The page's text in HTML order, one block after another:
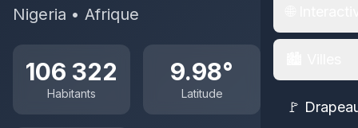
🚩
Nigeria • Afrique
106 322
Habitants
9.98°
Latitude